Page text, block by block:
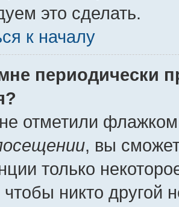
это сделать.
к началу
периодически
отметили
, вы
только
чтобы никто другой